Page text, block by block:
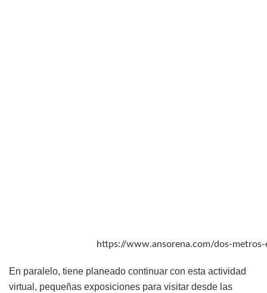
https://www.ansorena.com/dos-
En paralelo, tiene planeado continuar con esta actividad
virtual, pequeñas exposiciones para visitar desde las